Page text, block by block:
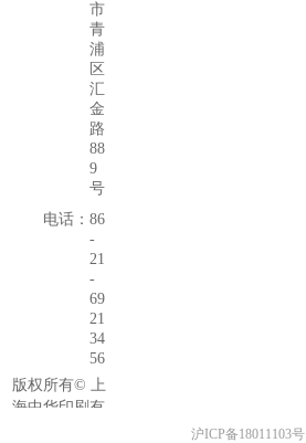
市
青
浦
区
汇
金
路
88
9
号
电话： 86
-
21
-
69
21
34
56
版权所有© 上
海中华印刷有
沪ICP备18011103号